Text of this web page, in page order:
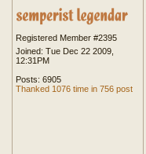
Registered Member #2395
Joined: Tue Dec 22 2009,
12:31PM
Posts: 6905
Thanked 1076 time in 756 post